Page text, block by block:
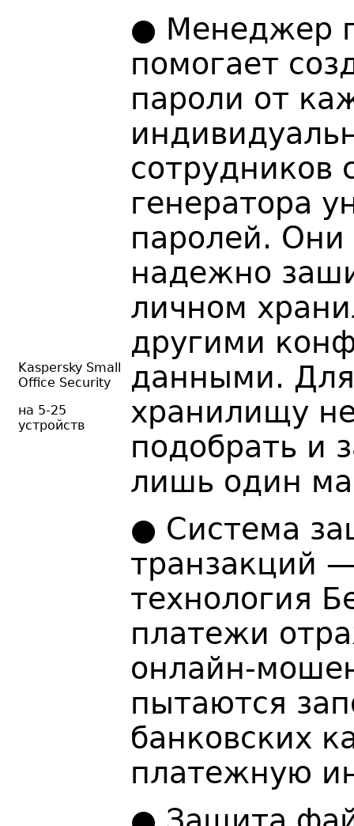
Kaspersky Small
Office Security
на 5-25
устройств
● Менеджер
помогает
пароли от
генератора
паролей. Они
надежно
личном
другими
данными.
хранилищу
подобрать и
лишь один
● Система
транзакций
технология
платежи
онлайн-
пытаются
банковских
платежную